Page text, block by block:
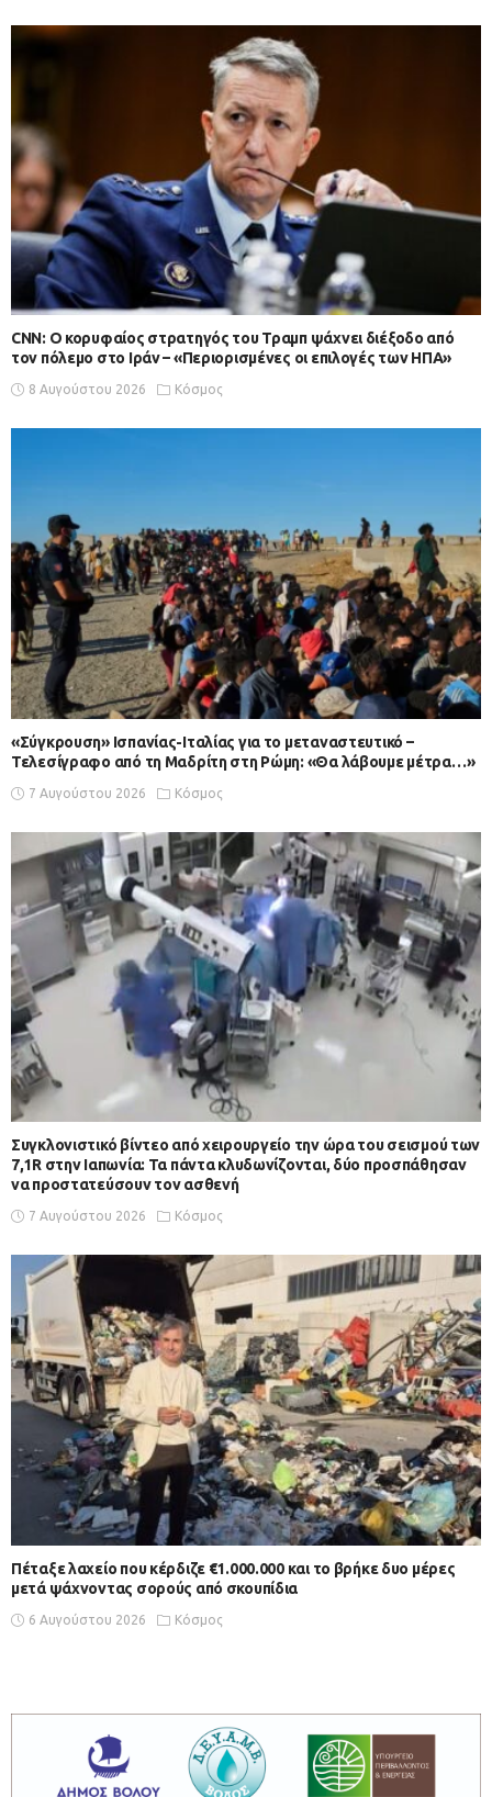
CNN: Ο κορυφαίος στρατηγός του Τραμπ ψάχνει διέξοδο από
τον πόλεμο στο Ιράν – «Περιορισμένες οι επιλογές των ΗΠΑ»
8 Αυγούστου 2026 Κόσμος
«Σύγκρουση» Ισπανίας-Ιταλίας για το μεταναστευτικό –
Τελεσίγραφο από τη Μαδρίτη στη Ρώμη: «Θα λάβουμε μέτρα…»
7 Αυγούστου 2026 Κόσμος
Συγκλονιστικό βίντεο από χειρουργείο την ώρα του σεισμού των
7,1R στην Ιαπωνία: Τα πάντα κλυδωνίζονται, δύο προσπάθησαν
να προστατεύσουν τον ασθενή
7 Αυγούστου 2026 Κόσμος
Πέταξε λαχείο που κέρδιζε €1.000.000 και το βρήκε δυο μέρες
μετά ψάχνοντας σορούς από σκουπίδια
6 Αυγούστου 2026 Κόσμος